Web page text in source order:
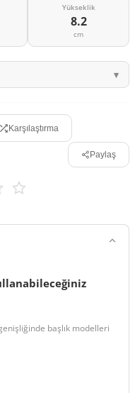
Yükseklik
8.2
cm
Karşılaştırma
Paylaş
başlık modelleri